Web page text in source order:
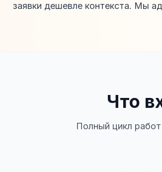
заявки дешевле контекста. Мы
Что
Полный цикл